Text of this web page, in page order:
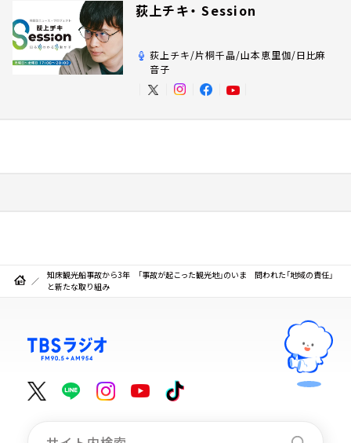
荻上チキ・ Session
荻上チキ/片桐千晶/山本恵里伽/日比麻
音子
知床観光船事故から3年 「事故が起こった観光地」のいま 問われた「地域の責任」
と新たな取り組み